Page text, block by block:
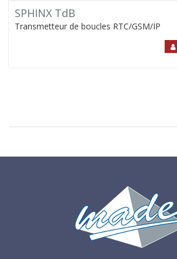
SPHINX TdB
Transmetteur de boucles RTC/GSM/IP